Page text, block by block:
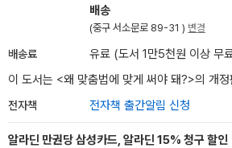
배송
(중구 서소문로 89-31 ) 변경
배송료
유료 (도서 1만5천원 이상 무
이 도서는 <왜 맞춤법에 맞게 써야 돼?>의 개
전자책 전자책 출간알림 신청
알라딘 만권당 삼성카드, 알라딘 15% 청구 할인